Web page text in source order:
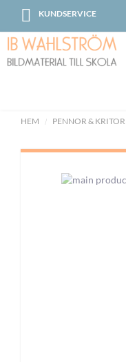
KUNDSERVICESkip
Content
HEM PENNOR & KRITOR